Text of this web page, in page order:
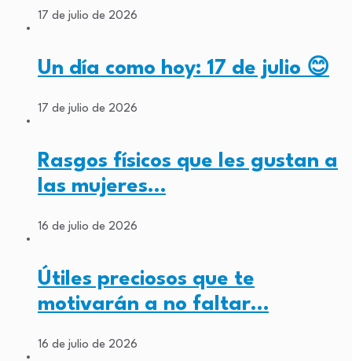
17 de julio de 2026
Un día como hoy: 17 de julio 😊
17 de julio de 2026
Rasgos físicos que les gustan a
las mujeres…
16 de julio de 2026
Útiles preciosos que te
motivarán a no faltar…
16 de julio de 2026